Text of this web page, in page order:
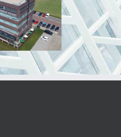
WFO Beleggingen,
Zwaagdijk